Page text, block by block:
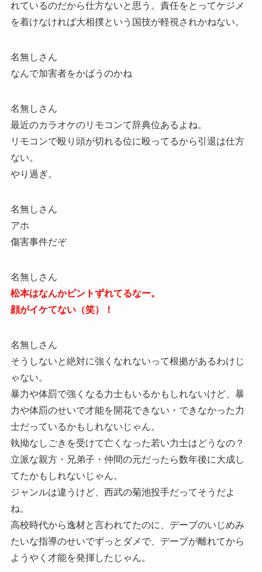
れているのだから仕方ないと思う。責任をとってケジメ
を着けなければ大相撲という国技が軽視されかねない。
名無しさん
なんで加害者をかばうのかね
名無しさん
最近のカラオケのリモコンて辞典位あるよね。
リモコンで殴り頭が切れる位に殴ってるから引退は仕方
ない。
やり過ぎ。
名無しさん
アホ
傷害事件だぞ
名無しさん
松本はなんかピントずれてるなー。
顔がイケてない（笑）！
名無しさん
そうしないと絶対に強くなれないって根拠があるわけじ
ゃない。
暴力や体罰で強くなる力士もいるかもしれないけど、暴
力や体罰のせいで才能を開花できない・できなかった力
士だっているかもしれないじゃん。
執拗なしごきを受けて亡くなった若い力士はどうなの？
立派な親方・兄弟子・仲間の元だったら数年後に大成し
てたかもしれないじゃん。
ジャンルは違うけど、西武の菊池投手だってそうだよ
ね。
高校時代から逸材と言われてたのに、デーブのいじめみ
たいな指導のせいでずっとダメで、デーブが離れてから
ようやく才能を発揮したじゃん。